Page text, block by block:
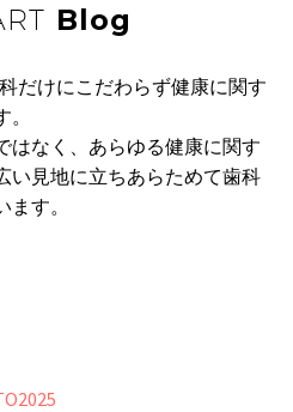
Blog
だけにこだわらず健康に関す
はなく、あらゆる健康に関す
い見地に立ちあらためて歯科
す。